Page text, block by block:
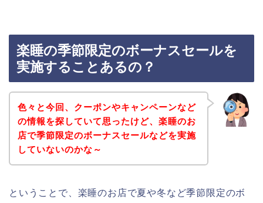
楽睡の季節限定のボーナスセールを
実施することあるの？
色々と今回、クーポンやキャンペーンなど
の情報を探していて思ったけど、楽睡のお
店で季節限定のボーナスセールなどを実施
していないのかな～
ということで、楽睡のお店で夏や冬など季節限定のボ